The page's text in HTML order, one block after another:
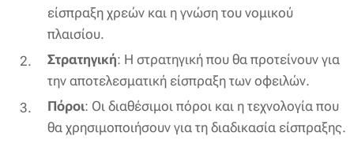
είσπραξη χρεών και η γνώση του νομικού
πλαισίου.
Στρατηγική: Η στρατηγική που θα προτείνουν για
την αποτελεσματική είσπραξη των οφειλών.
Πόροι: Οι διαθέσιμοι πόροι και η τεχνολογία που
θα χρησιμοποιήσουν για τη διαδικασία είσπραξης.